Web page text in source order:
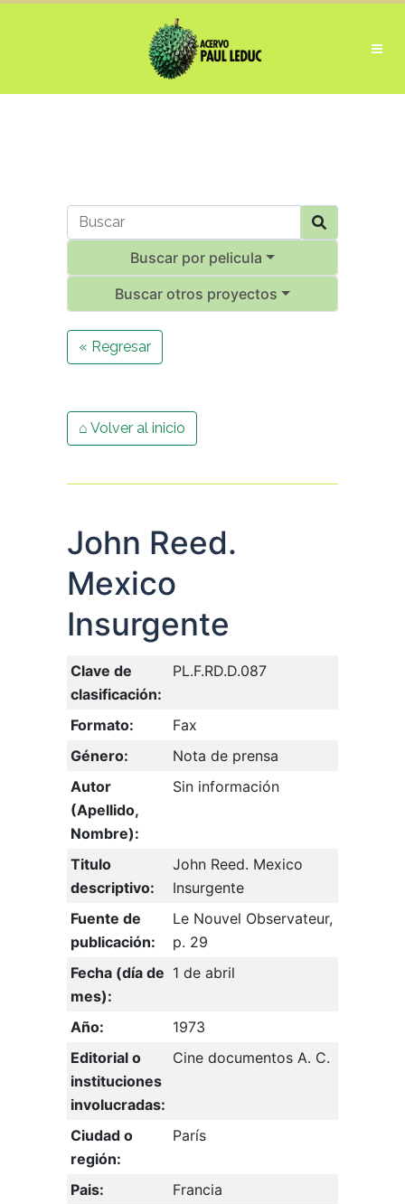
Buscar por pelicula
Buscar otros proyectos
« Regresar
⌂ Volver al inicio
John Reed.
Mexico
Insurgente
Clave de
clasificación:
PL.F.RD.D.087
Formato:
Fax
Género:
Nota de prensa
Autor
(Apellido,
Nombre):
Sin información
Titulo
descriptivo:
John Reed. Mexico
Insurgente
Fuente de
publicación:
Le Nouvel Observateur,
p. 29
Fecha (día de
mes):
1 de abril
Año:
1973
Editorial o
instituciones
involucradas:
Cine documentos A. C.
Ciudad o
región:
París
Pais:
Francia